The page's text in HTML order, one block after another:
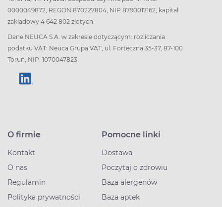
0000049872, REGON 870227804, NIP 8790017162, kapitał
zakładowy 4 642 802 złotych.
Dane NEUCA S.A. w zakresie dotyczącym: rozliczania
podatku VAT: Neuca Grupa VAT, ul. Forteczna 35-37, 87-100
Toruń, NIP: 1070047823
O firmie
Kontakt
O nas
Regulamin
Polityka prywatności
Pomocne linki
Dostawa
Poczytaj o zdrowiu
Baza alergenów
Baza aptek